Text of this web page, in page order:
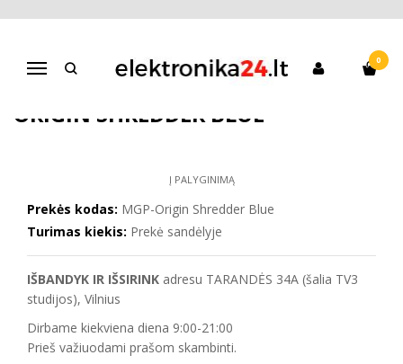
Navigacija
0
Pagrindinis Paspirtukai
Vaikams
TRIUKINIS PASPIRTUKAS MGP
ORIGIN SHREDDER BLUE
Į PALYGINIMĄ
Prekės kodas: MGP-Origin Shredder Blue
Turimas kiekis: Prekė sandėlyje
IŠBANDYK IR IŠSIRINK adresu TARANDĖS 34A (šalia TV3
studijos), Vilnius
Dirbame kiekviena diena 9:00-21:00
Prieš važiuodami prašom skambinti.